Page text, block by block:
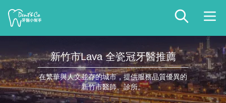
新竹市Lava 全瓷冠牙醫推薦
在繁華與人文並存的城市，提供服務品質優異的
新竹市醫師、診所。